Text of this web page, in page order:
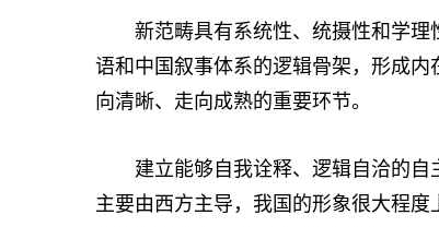
新范畴具有系统性、统摄性和学理
语和中国叙事体系的逻辑骨架，形成
向清晰、走向成熟的重要环节。
建立能够自我诠释、逻辑自洽的自
主要由西方主导，我国的形象很大程